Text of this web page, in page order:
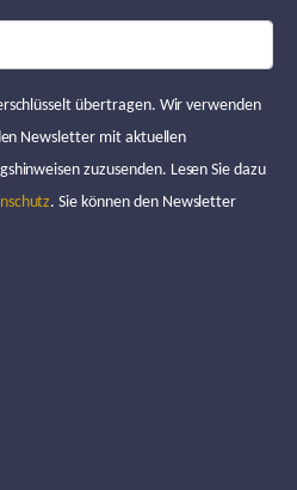
übertragen. Wir verwenden
Newsletter mit aktuellen
zuzusenden. Lesen Sie dazu
. Sie können den Newsletter